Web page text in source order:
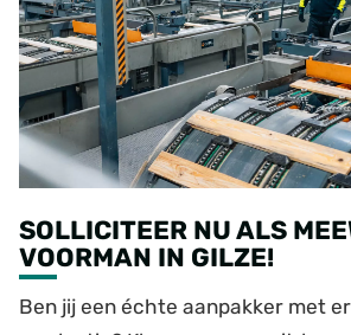
SOLLICITEER NU ALS
VOORMAN IN GILZE!
Ben jij een échte aanpakker met